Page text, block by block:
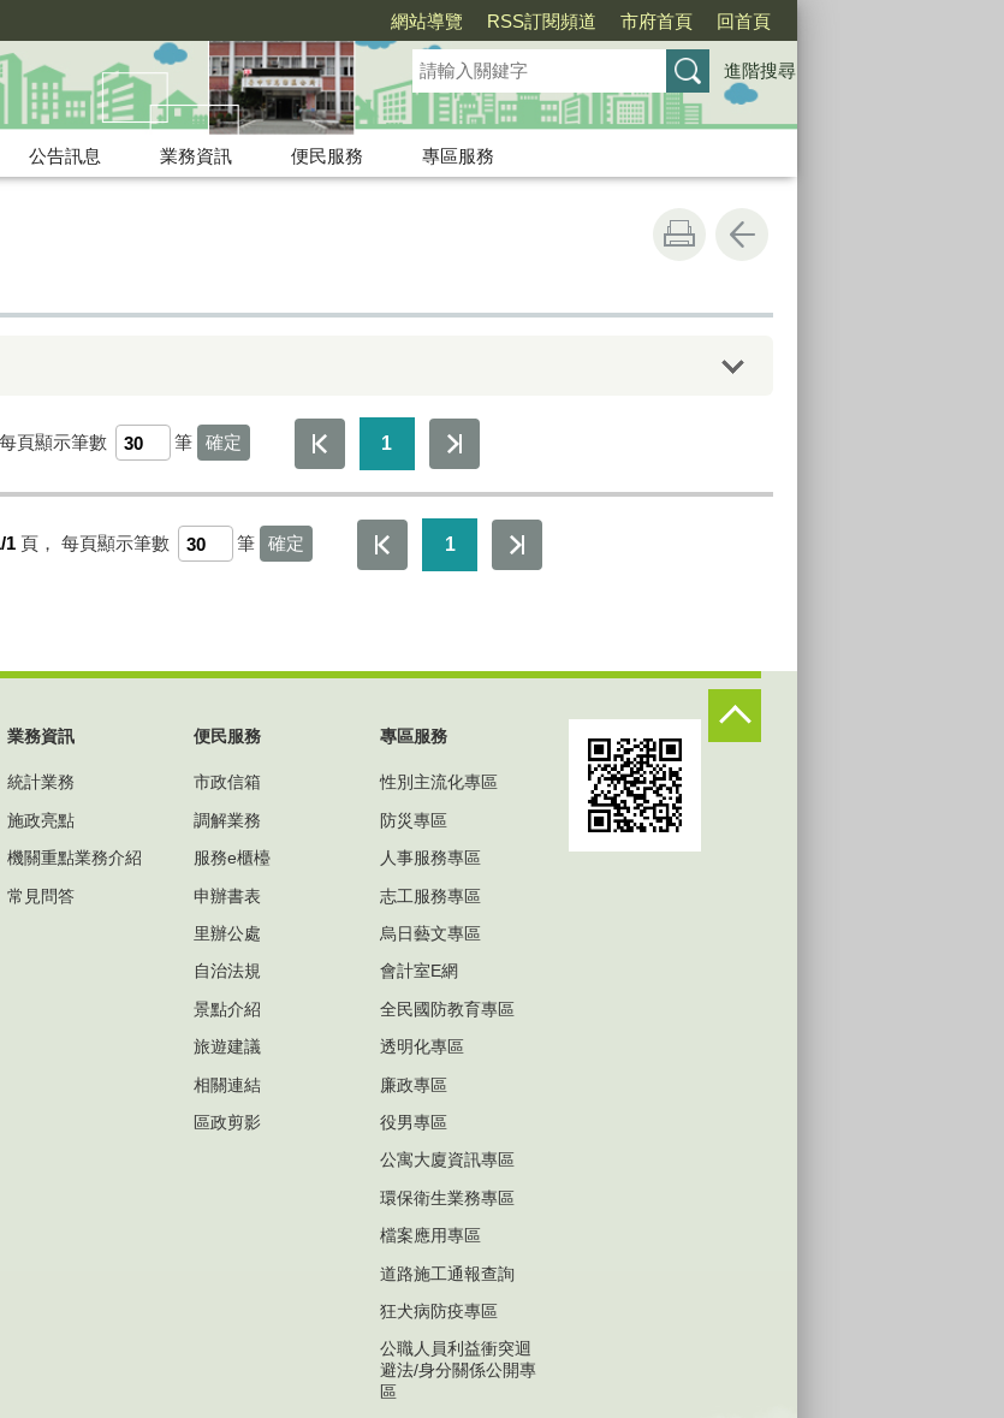
網站導覽 RSS訂閱頻道 市府首頁 回首頁
進階搜尋
公告訊息 業務資訊 便民服務
專區服務
每頁顯示筆數 筆 1
1 頁， 每頁顯示筆數 筆 1
業務資訊
統計業務
施政亮點
機關重點業務介紹
常見問答
便民服務
市政信箱
調解業務
服務e櫃檯
申辦書表
里辦公處
自治法規
景點介紹
旅遊建議
相關連結
區政剪影
專區服務
性別主流化專區
防災專區
人事服務專區
志工服務專區
烏日藝文專區
會計室E網
全民國防教育專區
透明化專區
廉政專區
役男專區
公寓大廈資訊專區
環保衛生業務專區
檔案應用專區
道路施工通報查詢
狂犬病防疫專區
公職人員利益衝突迴
避法/身分關係公開專
區